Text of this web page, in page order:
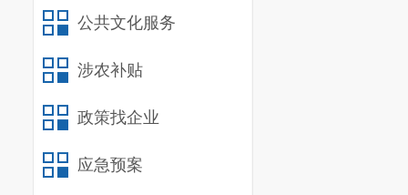
公共文化服务
涉农补贴
政策找企业
应急预案